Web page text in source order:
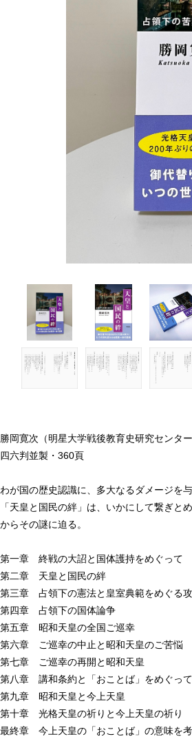
勝岡寛次（明星大学戦後教育史研究センタ
四六判並製・360頁
わが国の歴史認識に、多大なるダメージを
「天皇と国民の絆」は、いかにして繋ぎ
からその謎に迫る。
第一章 終戦の大詔と国体護持をめぐって
第二章 天皇と国民の絆
第三章 占領下の憲法と皇室典範をめぐる
第四章 占領下の国体論争
第五章 昭和天皇の全国ご巡幸
第六章 ご巡幸の中止と昭和天皇のご苦悩
第七章 ご巡幸の再開と昭和天皇
第八章 講和条約と「おことば」をめぐって
第九章 昭和天皇と今上天皇
第十章 光格天皇の祈りと今上天皇の祈り
最終章 今上天皇の「おことば」の意味を